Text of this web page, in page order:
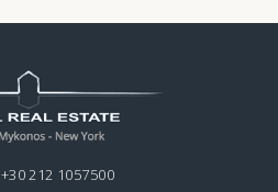
+30 212 1057500